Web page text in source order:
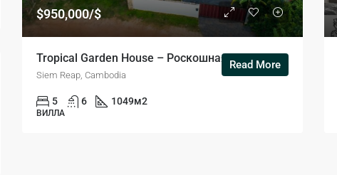
$950,000/$
Tropical Garden House – Роскошная тропическая вилла с садом на продажу
Siem Reap, Cambodia
5 6 1049м2
ВИЛЛА
Read More